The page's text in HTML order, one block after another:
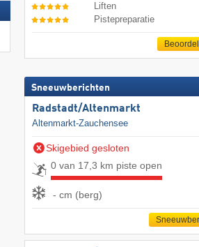
Liften
Pistepreparatie
Sneeuwberichten
Radstadt/​Altenmarkt
Altenmarkt-Zauchensee
Skigebied gesloten
0 van 17,3 km piste open
- cm (berg)